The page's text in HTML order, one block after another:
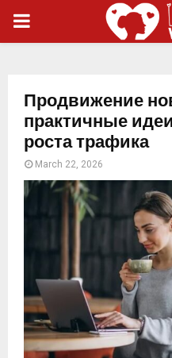
PRIMARY
Продвижение
практичные
роста трафика
March 22, 2026